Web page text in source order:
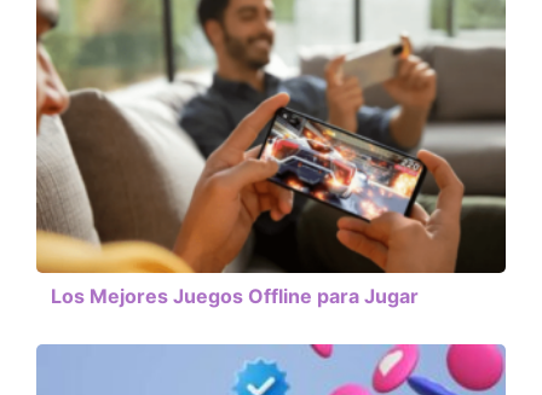
Los Mejores Juegos Offline para Jugar